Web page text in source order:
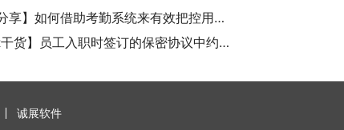
【考勤易分享】如何借助考勤系统来有效把控用工合规性？
【诚展HR干货】员工入职时签订的保密协议中约定违约金是否有效？
诚展软件